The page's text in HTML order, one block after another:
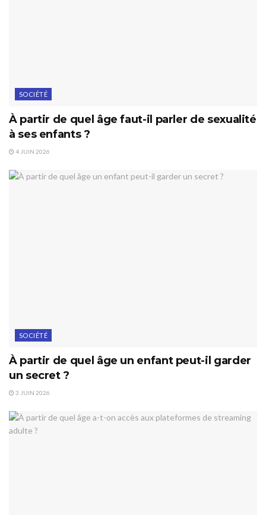
SOCIÉTÉ
À partir de quel âge faut-il parler de sexualité
à ses enfants ?
4 JUIN 2026
SOCIÉTÉ
À partir de quel âge un enfant peut-il garder
un secret ?
3 JUIN 2026